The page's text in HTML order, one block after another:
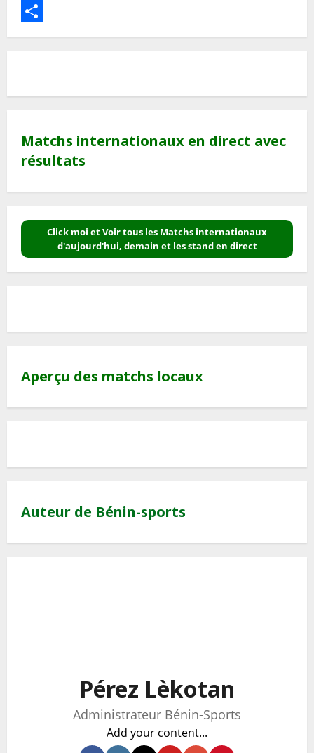
Print
Partager
Matchs internationaux en direct avec
résultats
Click moi et Voir tous les Matchs internationaux
d'aujourd'hui, demain et les stand en direct
Aperçu des matchs locaux
Auteur de Bénin-sports
Pérez Lèkotan
Administrateur Bénin-Sports
Add your content...